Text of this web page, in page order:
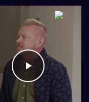
Videoyu